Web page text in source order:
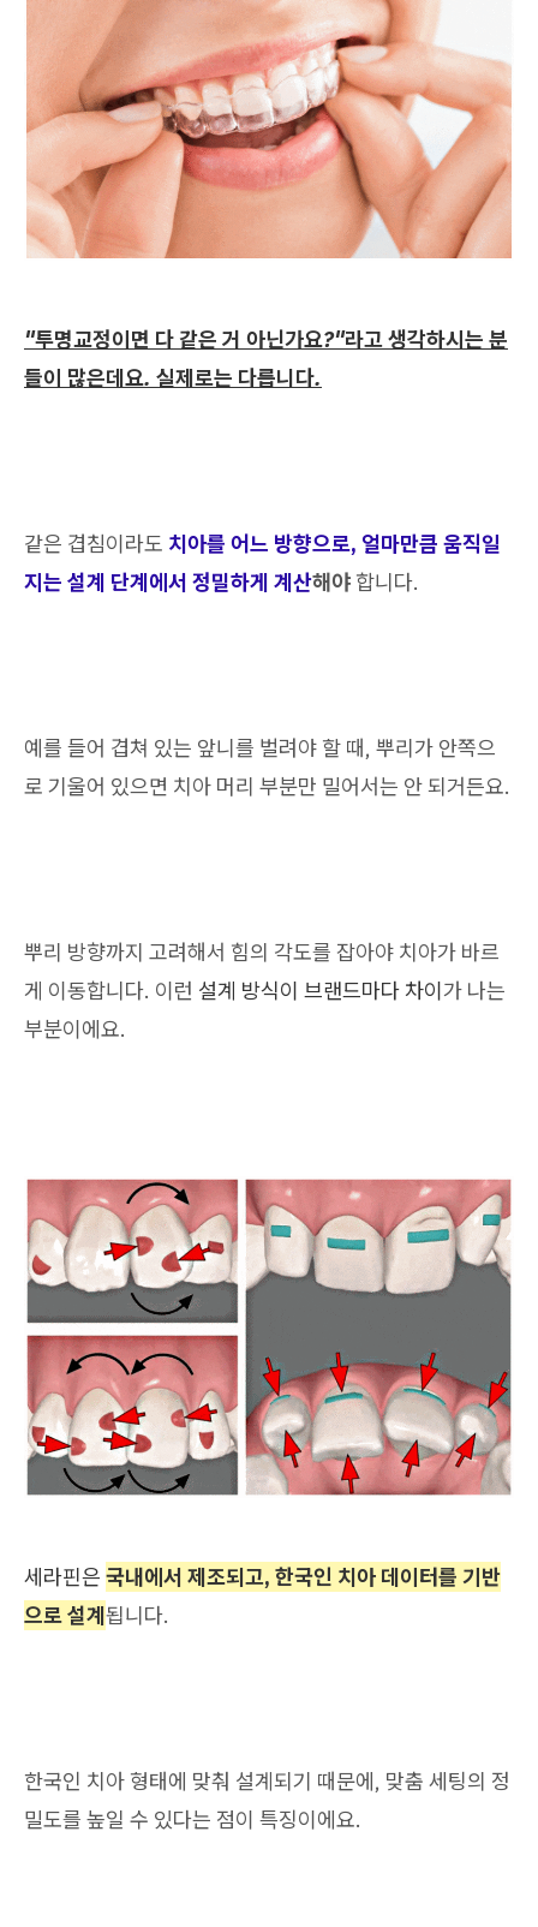
"투명교정이면 다 같은 거 아닌가요?"라고 생각하시는 분
들이 많은데요. 실제로는 다릅니다.
같은 겹침이라도 치아를 어느 방향으로, 얼마만큼 움직일
지는 설계 단계에서 정밀하게 계산해야 합니다.
예를 들어 겹쳐 있는 앞니를 벌려야 할 때, 뿌리가 안쪽으
로 기울어 있으면 치아 머리 부분만 밀어서는 안 되거든요.
뿌리 방향까지 고려해서 힘의 각도를 잡아야 치아가 바르
게 이동합니다. 이런 설계 방식이 브랜드마다 차이가 나는
부분이에요.
세라핀은 국내에서 제조되고, 한국인 치아 데이터를 기반
으로 설계됩니다.
한국인 치아 형태에 맞춰 설계되기 때문에, 맞춤 세팅의 정
밀도를 높일 수 있다는 점이 특징이에요.